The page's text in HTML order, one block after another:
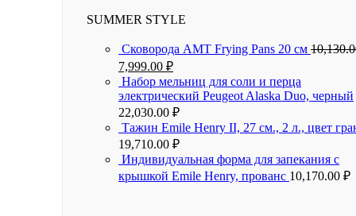
SUMMER STYLE
Сковорода AMT Frying Pans 20 см
7,999.00 ₽
Набор мельниц для соли и перца
электрический Peugeot Alaska Duo, черный
22,030.00 ₽
Тажин Emile Henry II, 27 см., 2 л., цвет
19,710.00 ₽
Индивидуальная форма для запекания с
крышкой Emile Henry, прованс 10,170.00 ₽